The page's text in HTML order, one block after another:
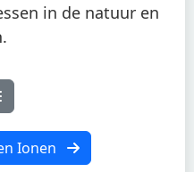
in de natuur en
Ionen